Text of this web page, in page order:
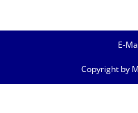
E-
Copyright by